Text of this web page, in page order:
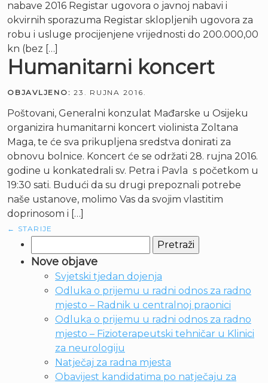
nabave 2016 Registar ugovora o javnoj nabavi i
okvirnih sporazuma Registar sklopljenih ugovora za
robu i usluge procijenjene vrijednosti do 200.000,00
kn (bez […]
Humanitarni koncert
OBJAVLJENO: 23. RUJNA 2016.
Poštovani, Generalni konzulat Mađarske u Osijeku
organizira humanitarni koncert violinista Zoltana
Maga, te će sva prikupljena sredstva donirati za
obnovu bolnice. Koncert će se održati 28. rujna 2016.
godine u konkatedrali sv. Petra i Pavla s početkom u
19:30 sati. Budući da su drugi prepoznali potrebe
naše ustanove, molimo Vas da svojim vlastitim
doprinosom i […]
← STARIJE
Nove objave
Svjetski tjedan dojenja
Odluka o prijemu u radni odnos za radno
mjesto – Radnik u centralnoj praonici
Odluka o prijemu u radni odnos za radno
mjesto – Fizioterapeutski tehničar u Klinici
za neurologiju
Natječaj za radna mjesta
Obavijest kandidatima po natječaju za